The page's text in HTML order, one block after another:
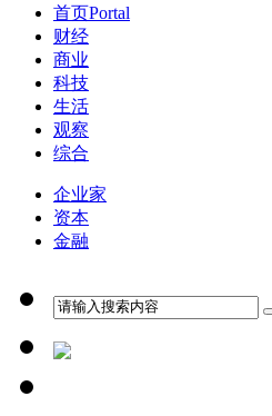
首页Portal
财经
商业
科技
生活
观察
综合
企业家
资本
金融